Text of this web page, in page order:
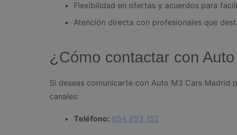
Flexibilidad en ofertas y acuerdos para
Atención directa con profesionales que
¿Cómo contactar con
Si deseas comunicarte con Auto M3 Cars Madrid
canales:
Teléfono: 654 853 152